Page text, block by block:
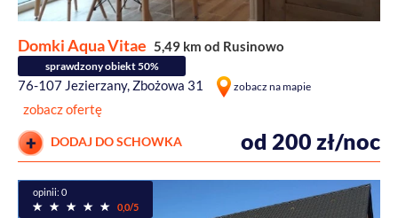
Domki Aqua Vitae 5,49 km od Rusinowo
sprawdzony obiekt 50%
76-107 Jezierzany, Zbożowa 31 zobacz na mapie
zobacz ofertę
DODAJ DO SCHOWKA od 200 zł/noc
opinii: 0
0,0/5